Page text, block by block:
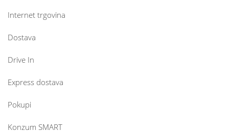
Internet trgovina
Dostava
Drive In
Express dostava
Pokupi
Konzum SMART